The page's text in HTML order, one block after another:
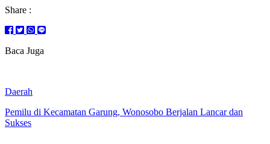
Share :
Baca Juga
Daerah
Pemilu di Kecamatan Garung, Wonosobo Berjalan Lancar dan
Sukses